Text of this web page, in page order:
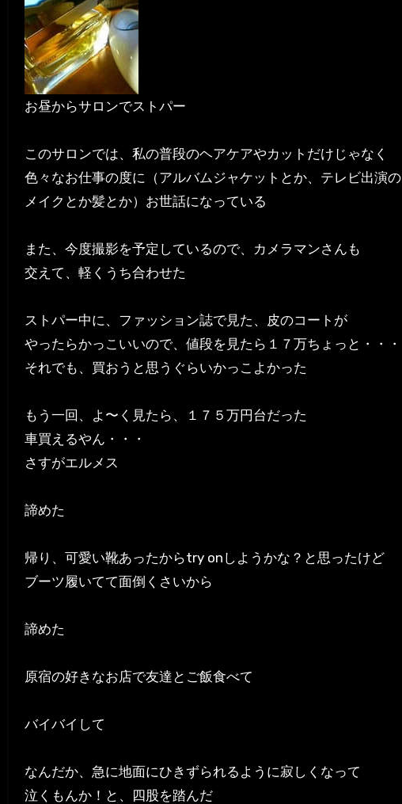
お昼からサロンでストパー
このサロンでは、私の普段のヘアケアやカットだけじゃなく
色々なお仕事の度に（アルバムジャケットとか、テレビ出演の
メイクとか髪とか）お世話になっている
また、今度撮影を予定しているので、カメラマンさんも
交えて、軽くうち合わせた
ストパー中に、ファッション誌で見た、皮のコートが
やったらかっこいいので、値段を見たら１７万ちょっと・・・
それでも、買おうと思うぐらいかっこよかった
もう一回、よ〜く見たら、１７５万円台だった
車買えるやん・・・
さすがエルメス
諦めた
帰り、可愛い靴あったからtry onしようかな？と思ったけど
ブーツ履いてて面倒くさいから
諦めた
原宿の好きなお店で友達とご飯食べて
バイバイして
なんだか、急に地面にひきずられるように寂しくなって
泣くもんか！と、四股を踏んだ